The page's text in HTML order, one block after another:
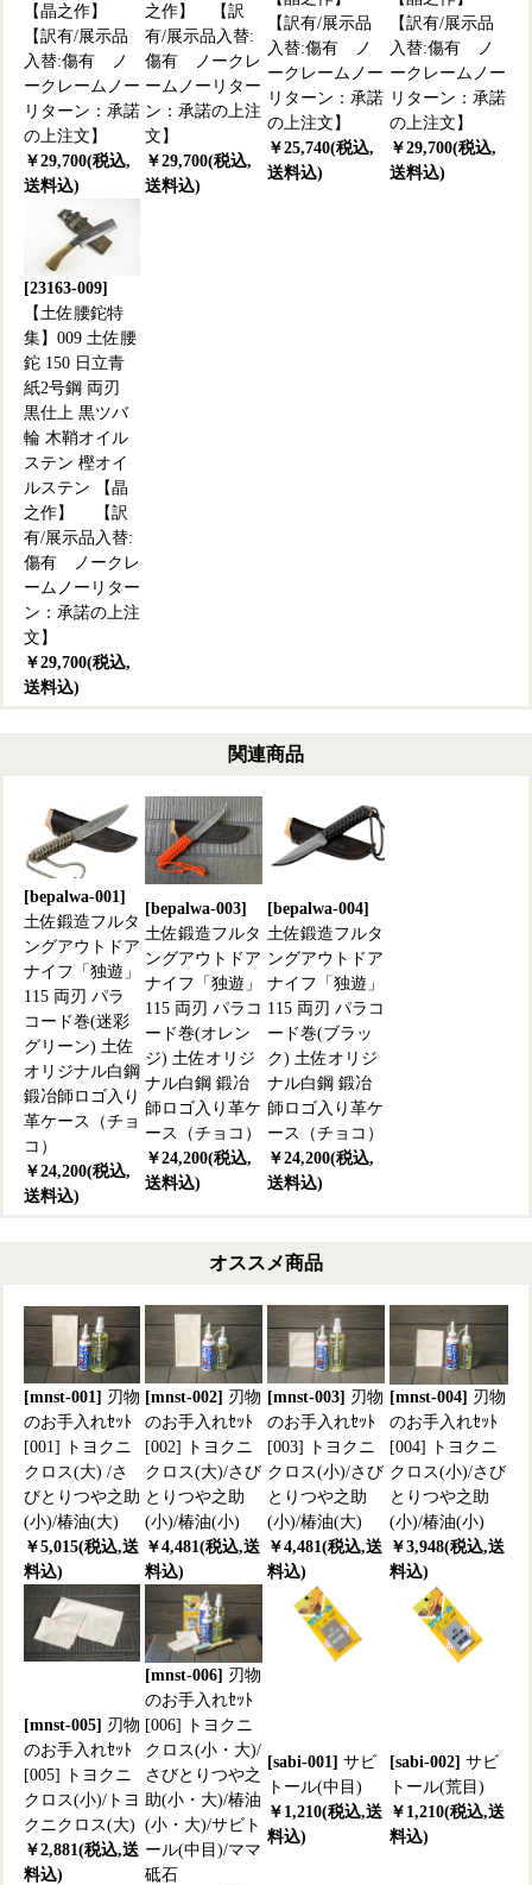
【晶之作】
【訳有/展示品
入替:傷有 ノ
ークレームノー
リターン：承諾
の上注文】
￥29,700(税込,
送料込)
之作】 【訳
有/展示品入替:
傷有 ノークレ
ームノーリター
ン：承諾の上注
文】
￥29,700(税込,
送料込)
【訳有/展示品
入替:傷有 ノ
ークレームノー
リターン：承諾
の上注文】
￥25,740(税込,
送料込)
【訳有/展示品
入替:傷有 ノ
ークレームノー
リターン：承諾
の上注文】
￥29,700(税込,
送料込)
[23163-009]
【土佐腰鉈特
集】009 土佐腰
鉈 150 日立青
紙2号鋼 両刃
黒仕上 黒ツバ
輪 木鞘オイル
ステン 樫オイ
ルステン 【晶
之作】 【訳
有/展示品入替:
傷有 ノークレ
ームノーリター
ン：承諾の上注
文】
￥29,700(税込,
送料込)
関連商品
[bepalwa-001]
土佐鍛造フルタ
ングアウトドア
ナイフ「独遊」
115 両刃 パラ
コード巻(迷彩
グリーン) 土佐
オリジナル白鋼
鍛冶師ロゴ入り
革ケース（チョ
コ）
￥24,200(税込,
送料込)
[bepalwa-003]
土佐鍛造フルタ
ングアウトドア
ナイフ「独遊」
115 両刃 パラコ
ード巻(オレン
ジ) 土佐オリジ
ナル白鋼 鍛冶
師ロゴ入り革ケ
ース（チョコ）
￥24,200(税込,
送料込)
[bepalwa-004]
土佐鍛造フルタ
ングアウトドア
ナイフ「独遊」
115 両刃 パラコ
ード巻(ブラッ
ク) 土佐オリジ
ナル白鋼 鍛冶
師ロゴ入り革ケ
ース（チョコ）
￥24,200(税込,
送料込)
オススメ商品
[mnst-001] 刃物
のお手入れｾｯﾄ
[001] トヨクニ
クロス(大) /さ
びとりつや之助
(小)/椿油(大)
￥5,015(税込,送
料込)
[mnst-002] 刃物
のお手入れｾｯﾄ
[002] トヨクニ
クロス(大)/さび
とりつや之助
(小)/椿油(小)
￥4,481(税込,送
料込)
[mnst-003] 刃物
のお手入れｾｯﾄ
[003] トヨクニ
クロス(小)/さび
とりつや之助
(小)/椿油(大)
￥4,481(税込,送
料込)
[mnst-004] 刃物
のお手入れｾｯﾄ
[004] トヨクニ
クロス(小)/さび
とりつや之助
(小)/椿油(小)
￥3,948(税込,送
料込)
[mnst-005] 刃物
のお手入れｾｯﾄ
[005] トヨクニ
クロス(小)/トヨ
クニクロス(大)
￥2,881(税込,送
料込)
[mnst-006] 刃物
のお手入れｾｯﾄ
[006] トヨクニ
クロス(小・大)/
さびとりつや之
助(小・大)/椿油
(小・大)/サビト
ール(中目)/ママ
砥石
[sabi-001] サビ
トール(中目)
￥1,210(税込,送
料込)
[sabi-002] サビ
トール(荒目)
￥1,210(税込,送
料込)